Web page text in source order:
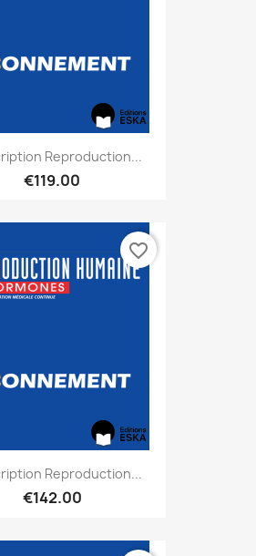
Reproduction...
€119.00
Reproduction...
€142.00
favorite_border